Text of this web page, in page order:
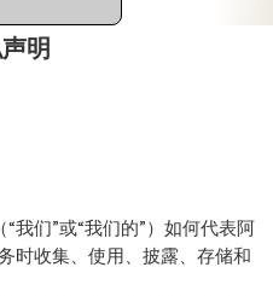
明
我们”或“我们的”）如何代表阿
时收集、使用、披露、存储和